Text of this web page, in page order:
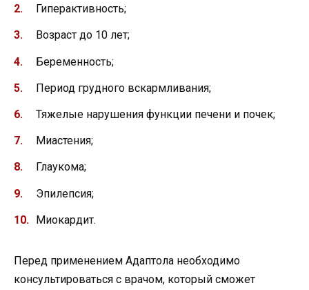
Гиперактивность;
Возраст до 10 лет;
Беременность;
Период грудного вскармливания;
Тяжелые нарушения функции печени и почек;
Миастения;
Глаукома;
Эпилепсия;
Миокардит.
Перед применением Адаптола необходимо
консультироваться с врачом, который сможет